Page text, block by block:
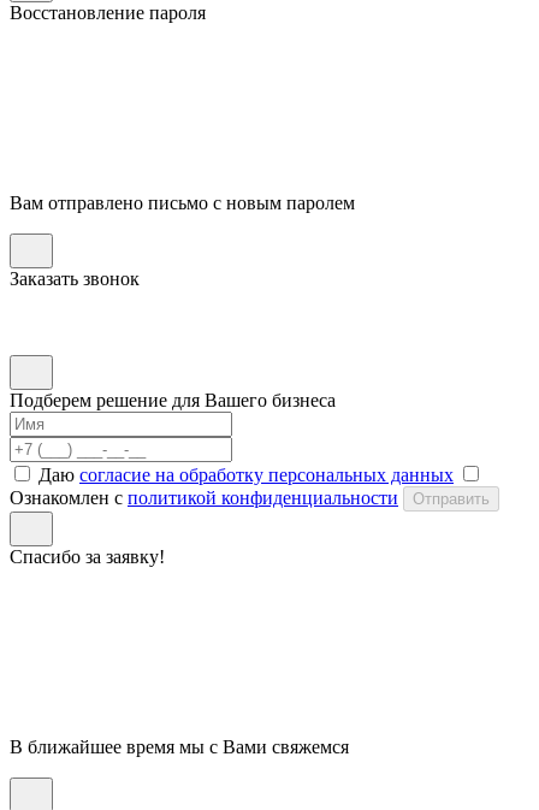
Восстановление пароля
Вам отправлено письмо с новым паролем
Заказать звонок
Подберем решение для Вашего бизнеса
Даю согласие на обработку персональных данных
Ознакомлен с политикой конфиденциальности Отправить
Спасибо за заявку!
В ближайшее время мы с Вами свяжемся